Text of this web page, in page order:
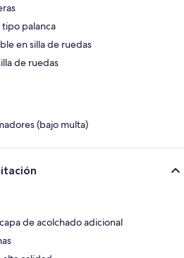
palanca
en silla de ruedas
de ruedas
(bajo multa)
de acolchado adicional